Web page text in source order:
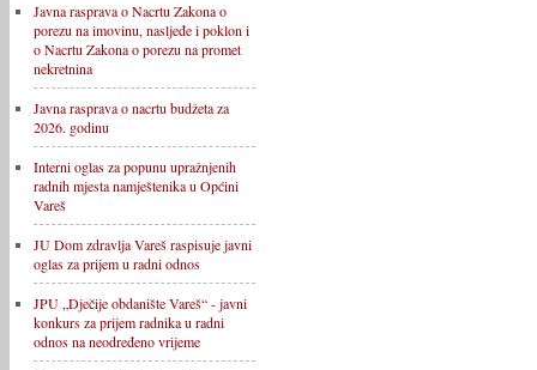
Javna rasprava o Nacrtu Zakona o
porezu na imovinu, nasljeđe i poklon i
o Nacrtu Zakona o porezu na promet
nekretnina
Javna rasprava o nacrtu budžeta za
2026. godinu
Interni oglas za popunu upražnjenih
radnih mjesta namještenika u Općini
Vareš
JU Dom zdravlja Vareš raspisuje javni
oglas za prijem u radni odnos
JPU „Dječije obdanište Vareš“ - javni
konkurs za prijem radnika u radni
odnos na neodređeno vrijeme